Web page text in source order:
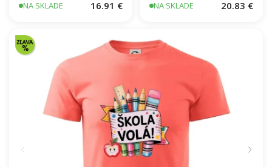
NA SKLADE 16.91 € NA SKLADE 20.83 €